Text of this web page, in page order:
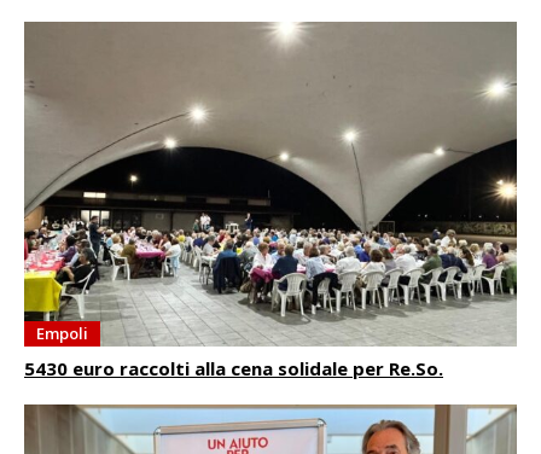
Empoli
5430 euro raccolti alla cena solidale per Re.So.